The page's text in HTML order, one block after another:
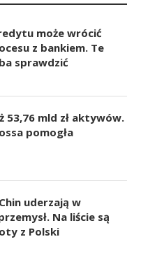
może wrócić
z bankiem. Te
sprawdzić
53,76 mld zł aktywów.
pomogła
uderzają w
Na liście są
z Polski